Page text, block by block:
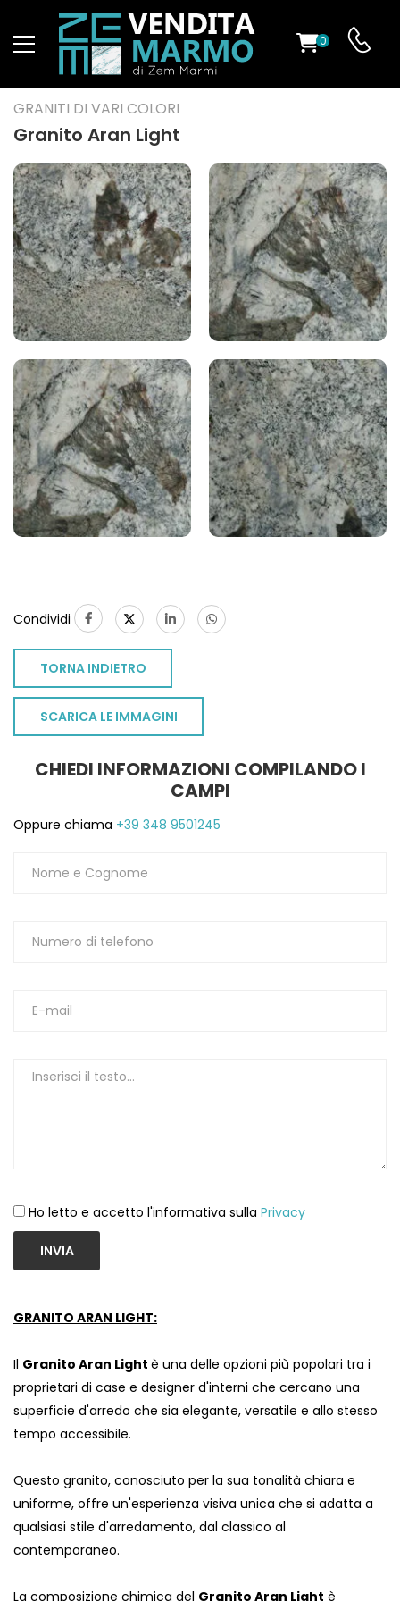
0
GRANITI DI VARI COLORI
Granito Aran Light
Condividi
TORNA INDIETRO
SCARICA LE IMMAGINI
CHIEDI INFORMAZIONI COMPILANDO I
CAMPI
Oppure chiama +39 348 9501245
Ho letto e accetto l'informativa sulla Privacy
INVIA
GRANITO ARAN LIGHT:
Il Granito Aran Light è una delle opzioni più popolari tra i
proprietari di case e designer d'interni che cercano una
superficie d'arredo che sia elegante, versatile e allo stesso
tempo accessibile.
Questo granito, conosciuto per la sua tonalità chiara e
uniforme, offre un'esperienza visiva unica che si adatta a
qualsiasi stile d'arredamento, dal classico al
contemporaneo.
La composizione chimica del Granito Aran Light è